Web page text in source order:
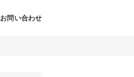
お問い合わせ